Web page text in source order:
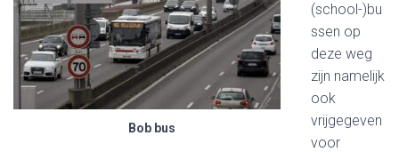
Bob bus
(school-)bu
ssen op
deze weg
zijn namelijk
ook
vrijgegeven
voor